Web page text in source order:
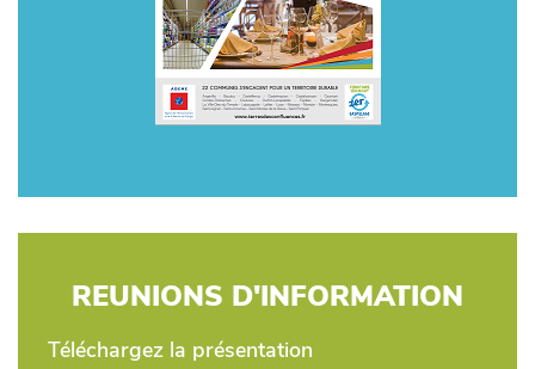
REUNIONS D'INFORMATION
Téléchargez la présentation